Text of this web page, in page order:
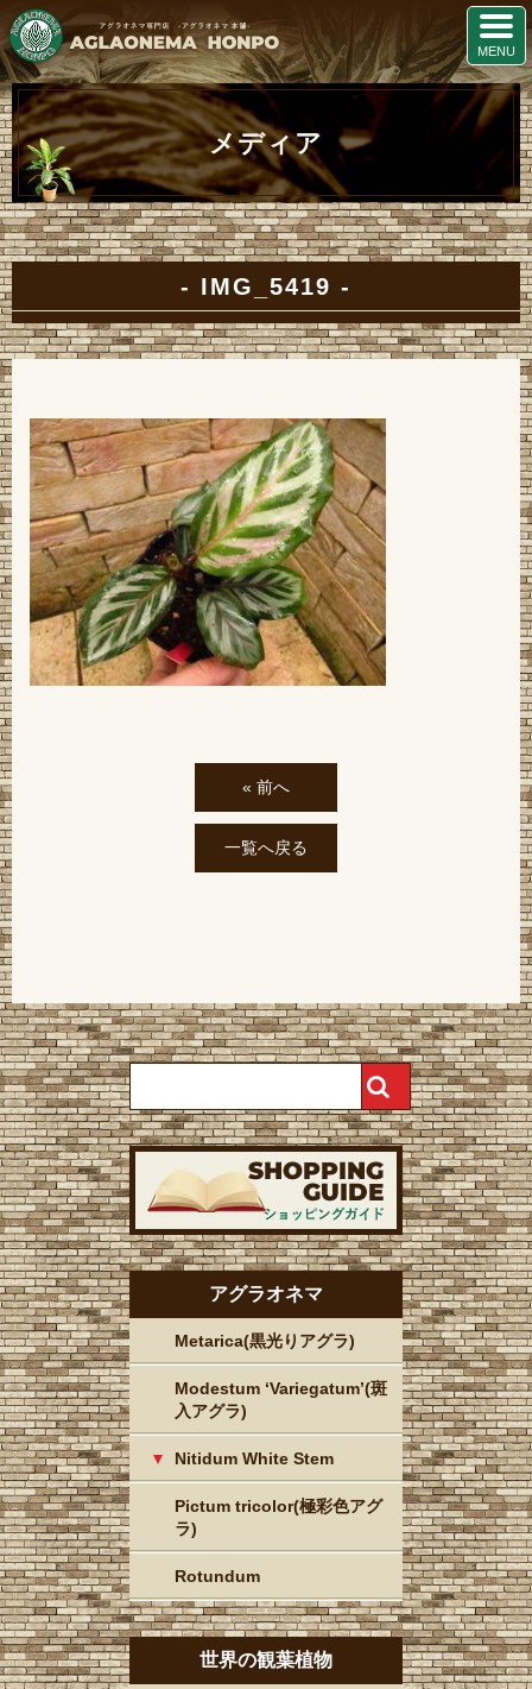
メディア
IMG_5419
« 前へ
一覧へ戻る
アグラオネマ
Metarica(黒光りアグラ)
Modestum ‘Variegatum’(斑
入アグラ)
Nitidum White Stem
Pictum tricolor(極彩色アグ
ラ)
Rotundum
世界の観葉植物